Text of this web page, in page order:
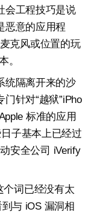
会工程技巧是说
恶意的应用程
克风或位置的玩
。
统隔离开来的沙
针对“越狱”iPho
标准的应用
子基本上已经过
安全公司 iVerify
个词已经没有太
与 iOS 漏洞相